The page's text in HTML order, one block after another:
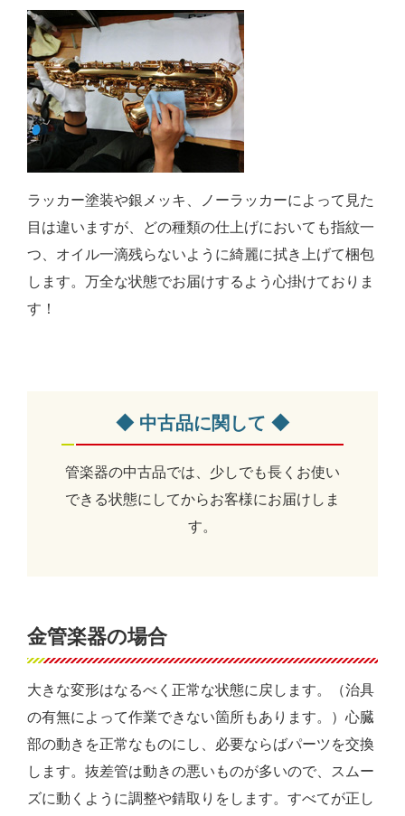
ラッカー塗装や銀メッキ、ノーラッカーによって見た
目は違いますが、どの種類の仕上げにおいても指紋一
つ、オイル一滴残らないように綺麗に拭き上げて梱包
します。万全な状態でお届けするよう心掛けておりま
す！
◆ 中古品に関して ◆
管楽器の中古品では、少しでも長くお使い
できる状態にしてからお客様にお届けしま
す。
金管楽器の場合
大きな変形はなるべく正常な状態に戻します。（治具
の有無によって作業できない箇所もあります。）心臓
部の動きを正常なものにし、必要ならばパーツを交換
します。抜差管は動きの悪いものが多いので、スムー
ズに動くように調整や錆取りをします。すべてが正し